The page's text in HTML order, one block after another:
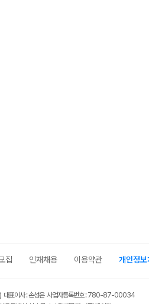
집 인재채용 이용약관 개인정
) 대표이사 : 손성은 사업자등록번호 : 780-87-00034